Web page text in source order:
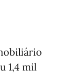
1,4 mil